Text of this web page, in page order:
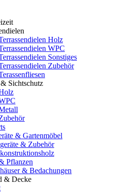
Holz
WPC
Sonstiges
Zubehör
Sichtschutz
& Gartenmöbel
& Zubehör
Pflanzen
& Bedachungen
& Decke